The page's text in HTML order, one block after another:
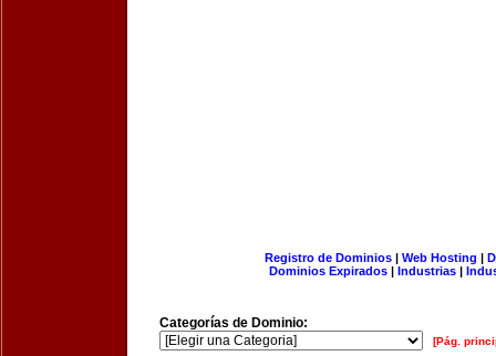
Registro de Dominios| Web Hosting |
Dominios Expirados | Industrias |
Categorías de Dominio:
[Pág.